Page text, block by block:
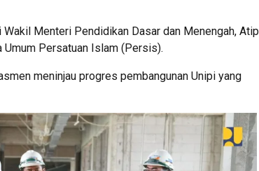
Wakil Menteri Pendidikan Dasar dan Menengah, Atip
Umum Persatuan Islam (Persis).
meninjau progres pembangunan Unipi yang